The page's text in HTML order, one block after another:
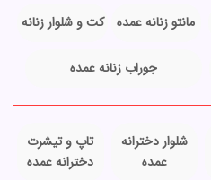
مانتو زنانه عمده کت و شلوار زنانه
جوراب زنانه عمده
شلوار دخترانه
عمده
تاپ و تیشرت
دخترانه عمده